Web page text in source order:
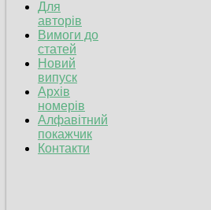
Для
авторів
Вимоги до
статей
Новий
випуск
Архів
номерів
Алфавітний
покажчик
Контакти